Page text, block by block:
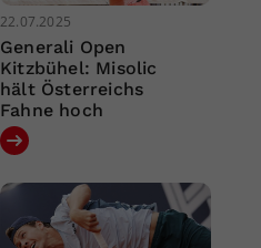
22.07.2025
Generali Open
Kitzbühel: Misolic
hält Österreichs
Fahne hoch